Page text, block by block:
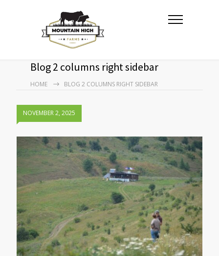
Blog 2 columns right sidebar
HOME BLOG 2 COLUMNS RIGHT SIDEBAR
NOVEMBER 2, 2025